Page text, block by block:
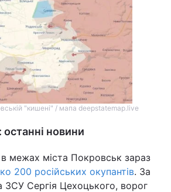
"кишені" / мапа deepstatemap.live
останні новини
межах міста Покровськ зараз
200 російських окупантів. За
ЗСУ Сергія Цехоцького, ворог